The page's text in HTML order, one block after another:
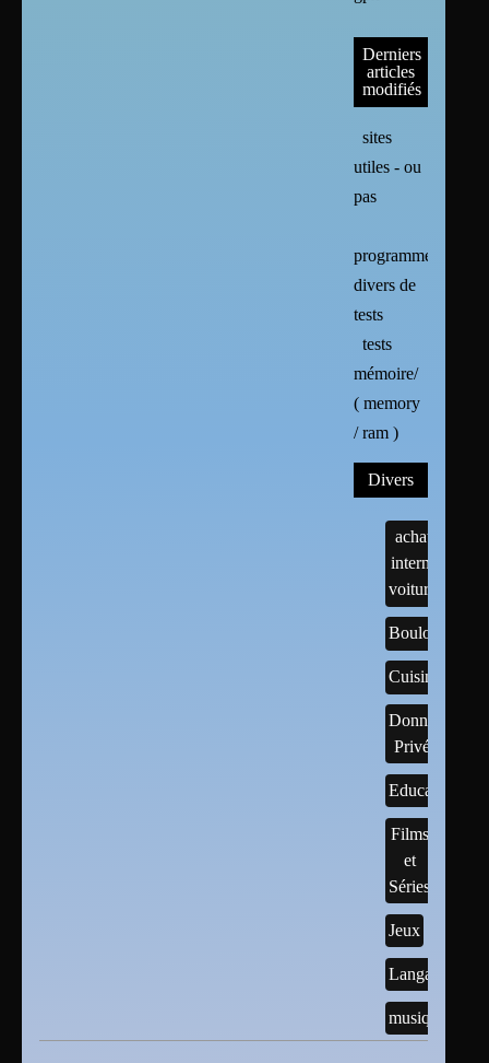
Derniers
articles
modifiés
sites
utiles - ou
pas
programmes
divers de
tests
tests
mémoire/
( memory
/ ram )
Divers
achats
internet
voitures
Boulots
Cuisine
Données
Privées
Educatif
Films
et
Séries
Jeux
Langages
musique